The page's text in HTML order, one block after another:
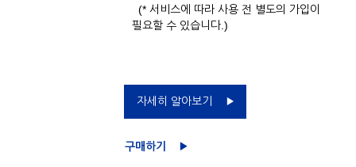
(* 서비스에 따라 사용 전 별도의 가입이
필요할 수 있습니다.)
자세히 알아보기
구매하기